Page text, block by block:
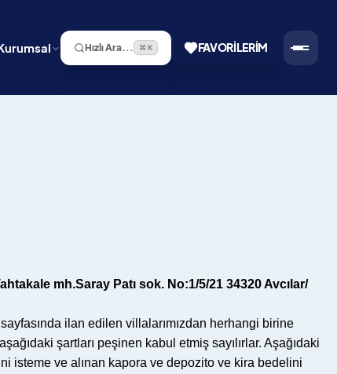
Hızlı Ara... ⌘ K FAVORILERIM
mh.Saray Patı sok. No:1/5/21 34320 Avcılar/
ilan edilen villalarımızdan herhangi birine
şartları peşinen kabul etmiş sayılırlar. Aşağıdaki
isteme ve alınan kapora ve depozito ve kira bedelini